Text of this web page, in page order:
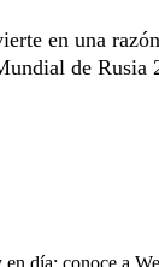
en una
de